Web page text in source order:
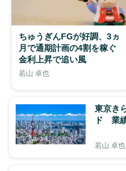
ちゅうぎんFGが好調、3ヵ
月で通期計画の4割を稼ぐ
金利上昇で追い風
若山 卓也
東京き
ド 業
若山 卓也